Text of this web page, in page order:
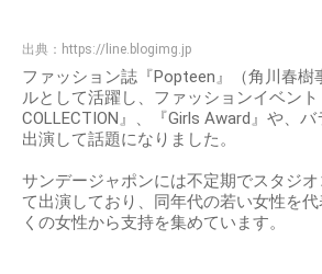
出典： https://line.blogimg.jp
ファッション誌『Popteen』（角川春樹
ルとして活躍し、ファッションイベント
COLLECTION』、『Girls Award』や、
出演して話題になりました。
サンデージャポンには不定期でスタジ
て出演しており、同年代の若い女性を
くの女性から支持を集めています。